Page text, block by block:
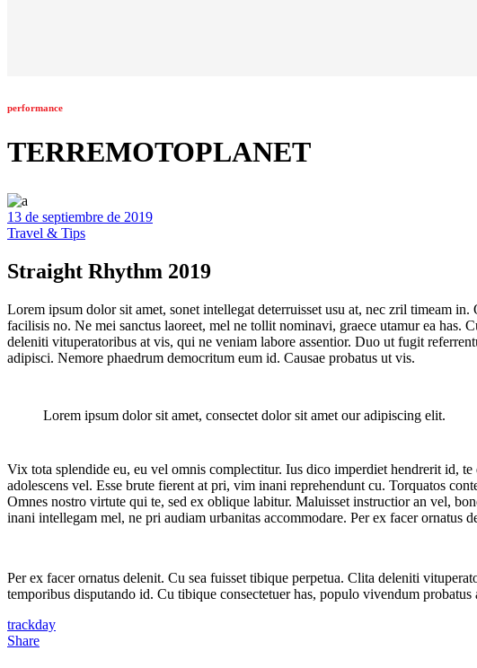
performance
TERREMOTOPLANET
13 de septiembre de 2019
Travel & Tips
Straight Rhythm 2019
Lorem ipsum dolor sit amet, sonet intellegat deterruisset usu at, nec zril timeam
facilisis no. Ne mei sanctus laoreet, mel ne tollit nominavi, graece utamur ea has.
deleniti vituperatoribus at vis, qui ne veniam labore assentior. Duo ut fugit
adipisci. Nemore phaedrum democritum eum id. Causae probatus ut vis.
Lorem ipsum dolor sit amet, consectet dolor sit amet our adipiscing elit.
Vix tota splendide eu, eu vel omnis complectitur. Ius dico imperdiet hendrerit id,
adolescens vel. Esse brute fierent at pri, vim inani reprehendunt cu. Torquatos
Omnes nostro virtute qui te, sed ex oblique labitur. Maluisset instructior an vel,
inani intellegam mel, ne pri audiam urbanitas accommodare. Per ex facer ornatus
Per ex facer ornatus delenit. Cu sea fuisset tibique perpetua. Clita deleniti
temporibus disputando id. Cu tibique consectetuer has, populo vivendum
trackday
Share